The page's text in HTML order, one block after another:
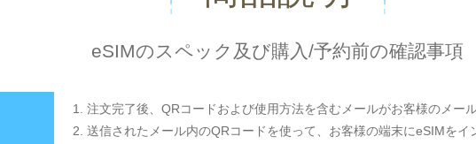
eSIMのスペック及び購入/予約前の確認事項
1. 注文完了後、QRコードおよび使用方法を含むメールがお客様のメー
2. 送信されたメール内のQRコードを使って、お客様の端末にeSIMをイ